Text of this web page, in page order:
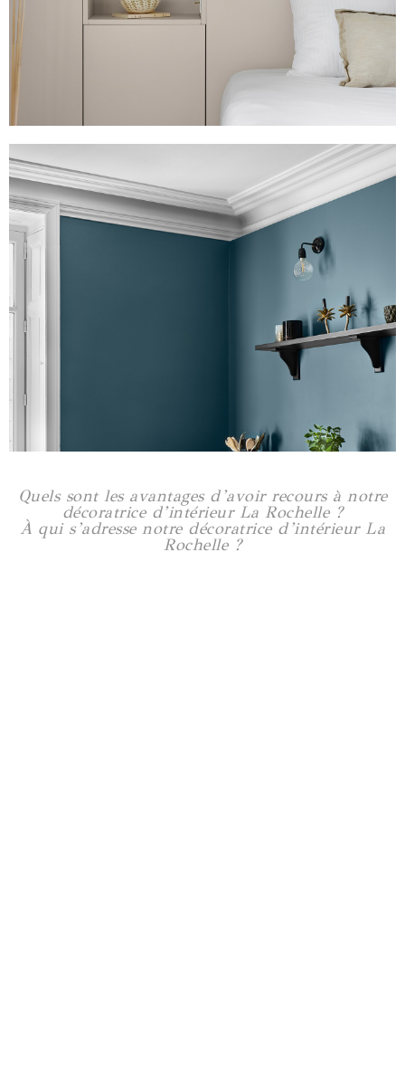
Voir plus
Quels sont les avantages d’avoir recours à notre
décoratrice d’intérieur La Rochelle ?
À qui s’adresse notre décoratrice d’intérieur La
Rochelle ?